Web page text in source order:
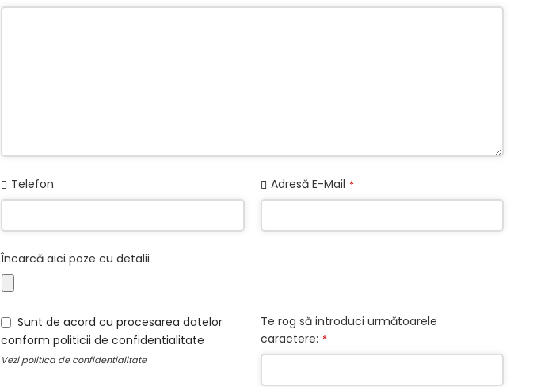
Telefon Adresă E-Mail *
Încarcă aici poze cu detalii
Sunt de acord cu procesarea datelor
conform politicii de confidentialitate
Vezipolitica de confidentialitate
Te rog să introduci următoarele
caractere: *